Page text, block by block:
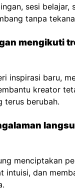
sesi belajar,
tanpa
mengikuti
inspirasi baru,
kreator
terus berubah.
menciptakan
intuisi, dan